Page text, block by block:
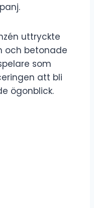
uttryckte
och betonade
som
att bli
ögonblick.